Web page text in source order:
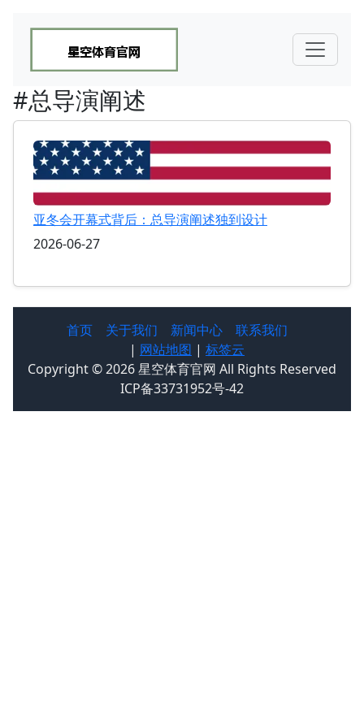
#总导演阐述
亚冬会开幕式背后：总导演阐述独到设计
2026-06-27
首页 关于我们 新闻中心
联系我们
| 网站地图 | 标签云
Copyright © 2026 星空体育官网 All Rights Reserved
ICP备33731952号-42